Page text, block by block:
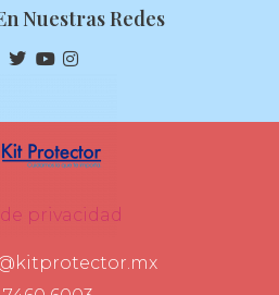
Nuestras Redes
privacidad